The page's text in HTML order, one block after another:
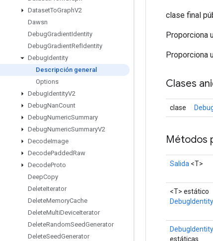
DatasetToGraphV2
Dawsn
DebugGradientIdentity
DebugGradientRefIdentity
DebugIdentity
Descripción general
Options
DebugIdentityV2
DebugNanCount
DebugNumericSummary
DebugNumericSummaryV2
DecodeImage
DecodePaddedRaw
DecodeProto
DeepCopy
DeleteIterator
DeleteMemoryCache
DeleteMultiDeviceIterator
DeleteRandomSeedGenerator
DeleteSeedGenerator
clase final
Proporciona
Proporciona
Clases
clase
Métodos
Salida <T>
<T> estático
DebugIdentity
estáticas